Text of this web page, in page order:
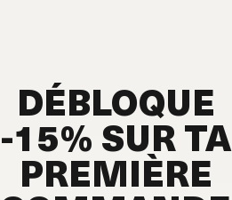
DÉBLOQUE
-15% SUR TA
PREMIÈRE